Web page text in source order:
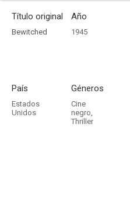
Título original
Bewitched
Año
1945
País
Estados
Unidos
Géneros
Cine
negro,
Thriller